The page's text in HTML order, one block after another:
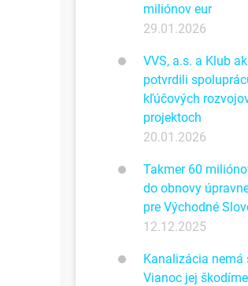
miliónov eur
29.01.2026
VVS, a.s. a Klub
potvrdili
kľúčových
projektoch
20.01.2026
Takmer 60
do obnovy
pre Východné
12.12.2025
Kanalizácia nemá
Vianoc jej